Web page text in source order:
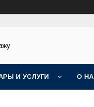
И УСЛУГИ О